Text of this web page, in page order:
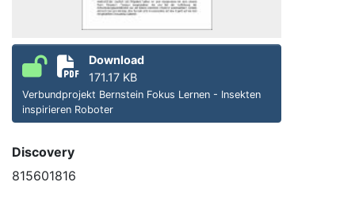
Download
171.17 KB
Verbundprojekt Bernstein Fokus Lernen - Insekten
inspirieren Roboter
Discovery
815601816